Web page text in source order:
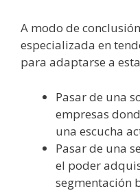
A modo de
especializada en
para adaptarse a
Pasar de una
empresas
una escucha
Pasar de una
el poder
segmentación